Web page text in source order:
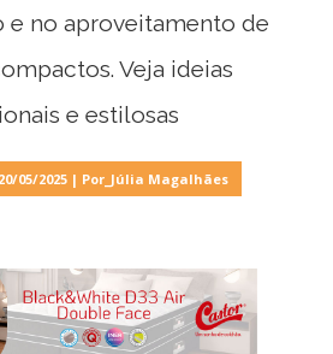
e no aproveitamento de
Veja ideias
e estilosas
05/2025 | Por_Júlia Magalhães